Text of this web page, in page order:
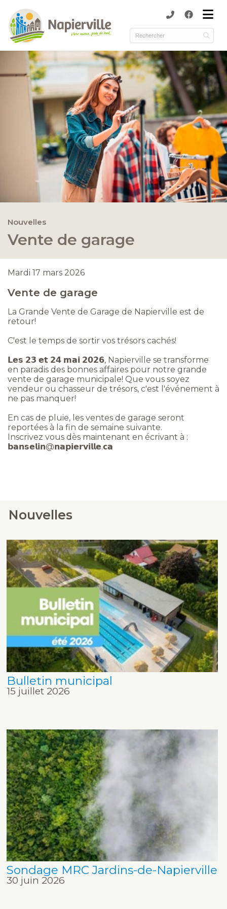
(Municipalité )
(Services )
(Culture et loisirs )
(Environnement )
Nouvelles
Vente de garage
Mardi 17 mars 2026
Vente de garage
La Grande Vente de Garage de Napierville est de
retour!
C'est le temps de sortir vos trésors cachés!
𝗟𝗲𝘀 𝟮𝟯 𝗲𝘁 𝟮𝟰 𝗺𝗮𝗶 𝟮𝟬𝟮𝟲, Napierville se transforme
en paradis des bonnes affaires pour notre grande
vente de garage municipale! Que vous soyez
vendeur ou chasseur de trésors, c'est l'événement à
ne pas manquer!
En cas de pluie, les ventes de garage seront
reportées à la fin de semaine suivante.
Inscrivez vous dès maintenant en écrivant à :
𝗯𝗮𝗻𝘀𝗲𝗹𝗶𝗻@𝗻𝗮𝗽𝗶𝗲𝗿𝘃𝗶𝗹𝗹𝗲.𝗰𝗮
Nouvelles
Bulletin municipal
15 juillet 2026
Sondage MRC Jardins-de-Napierville
30 juin 2026